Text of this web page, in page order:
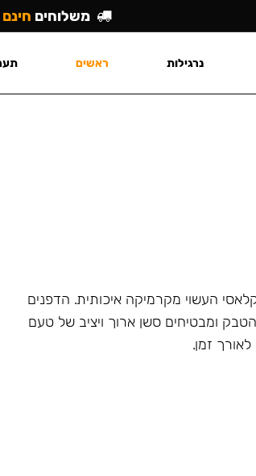
העשוי מקרמיקה איכותית. הדפנים
ומבטיחים סשן ארוך ויציב של טעם
זמן.
משלוחים חינם
נרגילות ראשים